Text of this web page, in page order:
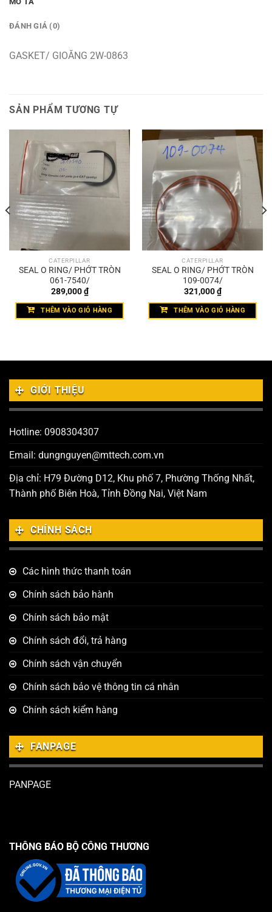
ĐÁNH GIÁ (0)
GASKET/ GIOĂNG 2W-0863
SẢN PHẨM TƯƠNG TỰ
CATERPILLAR
SEAL O RING/ PHỚT TRÒN
061-7540/
289,000₫
THÊM VÀO GIỎ HÀNG
CATERPILLAR
SEAL O RING/ PHỚT TRÒN
109-0074/
321,000₫
THÊM VÀO GIỎ HÀNG
GIỚI THIỆU
Hotline: 0908304307
Email: dungnguyen@mttech.com.vn
Địa chỉ: H79 Đường D12, Khu phố 7, Phường Thống Nhất,
Thành phố Biên Hoà, Tỉnh Đồng Nai, Việt Nam
CHÍNH SÁCH
Các hình thức thanh toán
Chính sách bảo hành
Chính sách bảo mật
Chính sách đổi, trả hàng
Chính sách vận chuyển
Chính sách bảo vệ thông tin cá nhân
Chính sách kiểm hàng
FANPAGE
PANPAGE
THÔNG BÁO BỘ CÔNG THƯƠNG